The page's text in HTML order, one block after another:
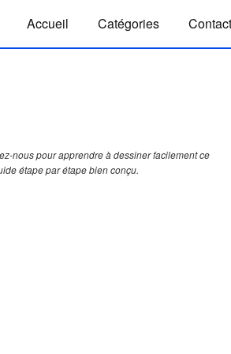
Accueil Catégories
nous pour apprendre à dessiner facilement ce
étape par étape bien conçu.